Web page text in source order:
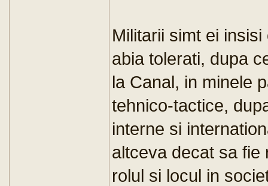
Militarii simt ei
abia tolerati, dupa
la Canal, in minele
tehnico-tactice,
interne si
altceva decat sa fie
rolul si locul in